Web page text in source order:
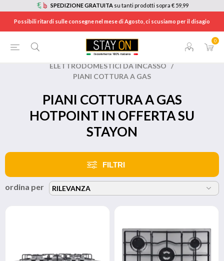
SPEDIZIONE GRATUITA su tanti prodotti sopra € 59,99
Possibili ritardi sulle consegne nel mese di Agosto, ci scusiamo per il disagio
0
BRANDS / HOTPOINT
ELETTRODOMESTICI DA INCASSO /
PIANI COTTURA A GAS
PIANI COTTURA A GAS
HOTPOINT IN OFFERTA SU
STAYON
FILTRI
ordina per